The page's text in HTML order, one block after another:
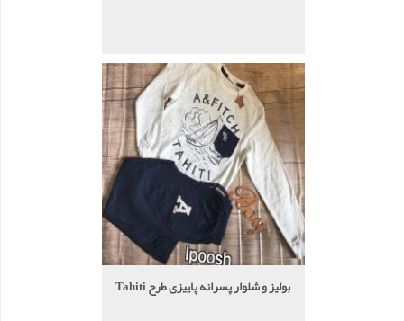
بولیز و شلوار پسرانه پاییزی طرح Tahiti